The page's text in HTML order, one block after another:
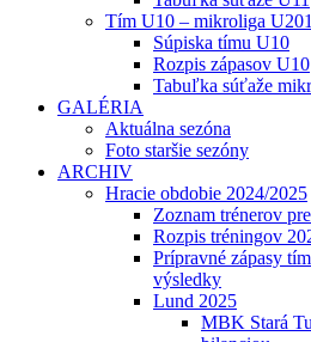
Tím U10 – mikroliga
Súpiska tímu U10
Rozpis zápasov U10
Tabuľka súťaže
GALÉRIA
Aktuálna sezóna
Foto staršie sezóny
ARCHIV
Hracie obdobie 2024/2025
Zoznam trénerov
Rozpis tréningov
Prípravné zápasy
výsledky
Lund 2025
MBK Stará